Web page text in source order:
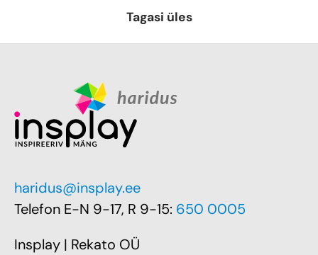
Tagasi üles
haridus@insplay.ee
Telefon E-N 9-17, R 9-15: 650 0005
Insplay | Rekato OÜ